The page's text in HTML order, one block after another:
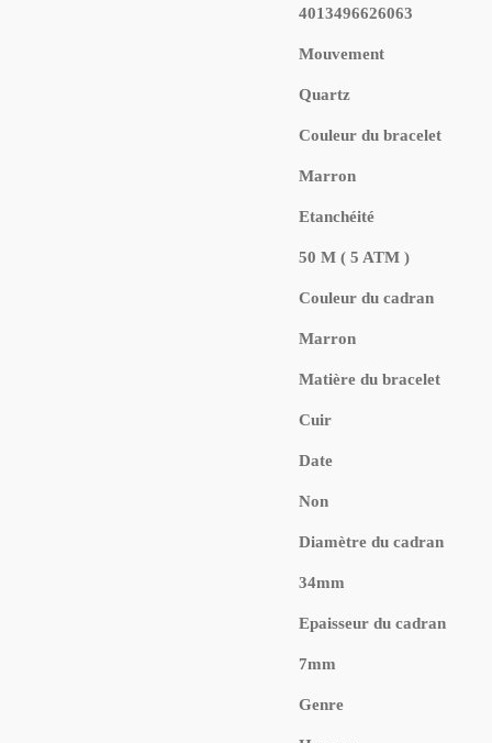
4013496626063
Mouvement
Quartz
Couleur du bracelet
Marron
Etanchéité
50 M ( 5 ATM )
Couleur du cadran
Marron
Matière du bracelet
Cuir
Date
Non
Diamètre du cadran
34mm
Epaisseur du cadran
7mm
Genre